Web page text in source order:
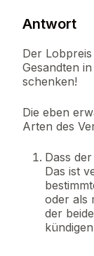
Antwort
Der
Gesandten
schenken!
Die eben
Arten des
Dass
Das ist
oder als
der